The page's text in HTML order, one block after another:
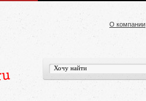
О компании